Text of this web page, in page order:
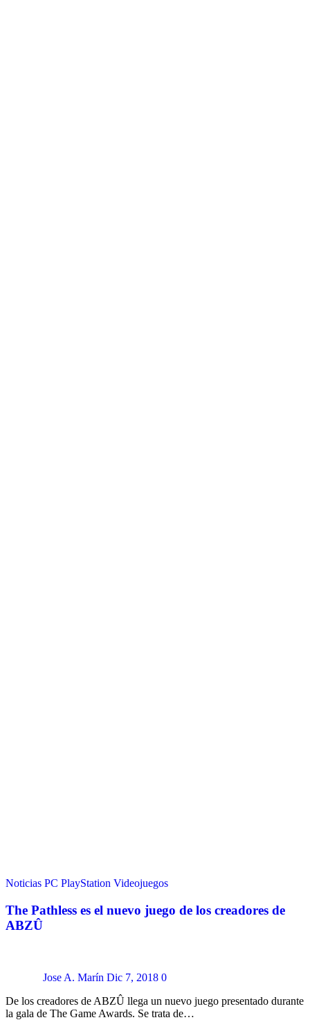
Noticias PC PlayStation Videojuegos
The Pathless es el nuevo juego de los creadores de
ABZÛ
Jose A. Marín Dic 7, 2018 0
De los creadores de ABZÛ llega un nuevo juego presentado durante
la gala de The Game Awards. Se trata de…